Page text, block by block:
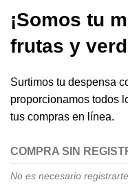
¡Somos tu
frutas y
Surtimos tu despensa
proporcionamos todos
tus compras en línea.
COMPRA SIN
No es necesario